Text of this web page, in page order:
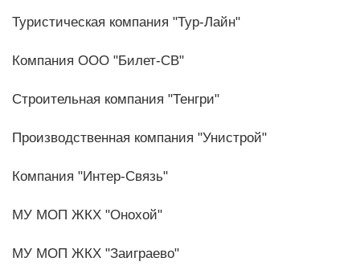
Туристическая компания "Тур-Лайн"
Компания ООО "Билет-СВ"
Строительная компания "Тенгри"
Производственная компания "Унистрой"
Компания "Интер-Связь"
МУ МОП ЖКХ "Онохой"
МУ МОП ЖКХ "Заиграево"